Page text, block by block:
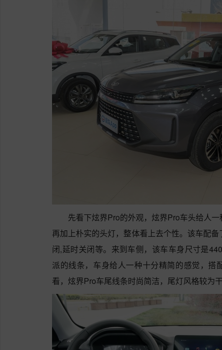
先看下炫界Pro的外观，炫界Pro车头给人
再加上朴实的头灯，整体看上去个性。该车配
闭,延时关闭等。来到车侧，该车车身尺寸是
派的线条，车身给人一种十分精简的感觉，
看，炫界Pro车尾线条时尚简洁，尾灯风格较为